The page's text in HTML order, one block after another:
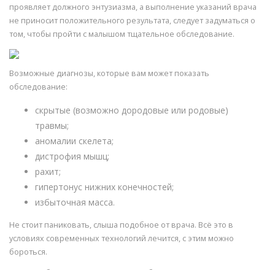
проявляет должного энтузиазма, а выполнение указаний врача
не приносит положительного результата, следует задуматься о
том, чтобы пройти с малышом тщательное обследование.
Возможные диагнозы, которые вам может показать
обследование:
скрытые (возможно дородовые или родовые)
травмы;
аномалии скелета;
дистрофия мышц;
рахит;
гипертонус нижних конечностей;
избыточная масса.
Не стоит паниковать, слыша подобное от врача. Всё это в
условиях современных технологий лечится, с этим можно
бороться.